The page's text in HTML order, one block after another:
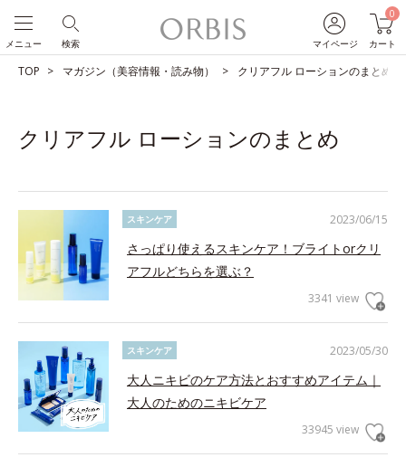
マイページ
0
カート
検索
メニュー
TOP マガジン（美容情報・読み物） クリアフル ローションのまとめ
クリアフル ローションのまとめ
2023/06/15
スキンケア
さっぱり使えるスキンケア！ブライトorクリ
アフルどちらを選ぶ？
3341 view
2023/05/30
スキンケア
大人ニキビのケア方法とおすすめアイテム｜
大人のためのニキビケア
33945 view